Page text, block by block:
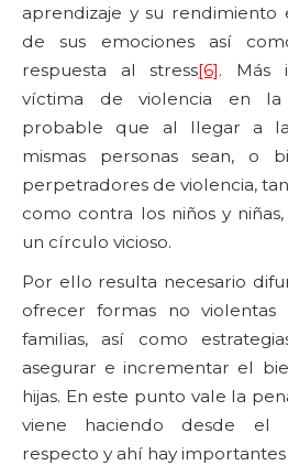
aprendizaje y su rendimiento
de sus emociones así
respuesta al stress[6]. Más
víctima de violencia en la
probable que al llegar a
mismas personas sean, o
perpetradores de violencia,
como contra los niños y
un círculo vicioso.
Por ello resulta necesario
ofrecer formas no
familias, así como
asegurar e incrementar el
hijas. En este punto vale la
viene haciendo desde el
respecto y ahí hay